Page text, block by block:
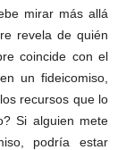
mirar más allá
revela de quién
coincide con el
un fideicomiso,
recursos que lo
Si alguien mete
podría estar